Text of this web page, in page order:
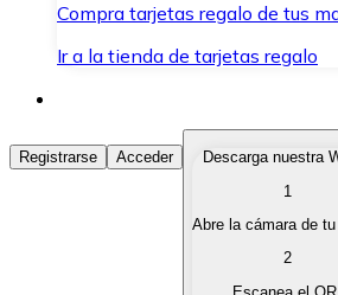
Compra tarjetas regalo de tus
Ir a la tienda de tarjetas regalo
Comprar Criptomonedas
Compra criptomonedas con
Vende tus criptomonedas de
Registrarse Acceder
Descarga nuestra
1
Abre la cámara de tu
2